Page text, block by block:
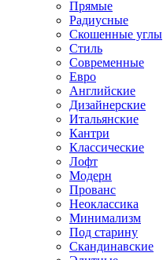
Прямые
Радиусные
Скошенные углы
Стиль
Современные
Евро
Английские
Дизайнерские
Итальянские
Кантри
Классические
Лофт
Модерн
Прованс
Неоклассика
Минимализм
Под старину
Скандинавские